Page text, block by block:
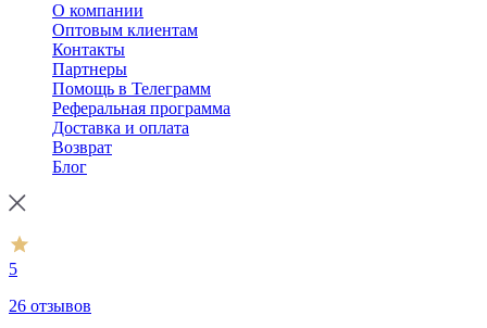
О компании
Оптовым клиентам
Контакты
Партнеры
Помощь в Телеграмм
Реферальная программа
Доставка и оплата
Возврат
Блог
5
26 отзывов